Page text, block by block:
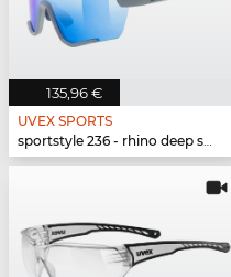
135,96 €
UVEX SPORTS
sportstyle 236 - rhino deep space mat